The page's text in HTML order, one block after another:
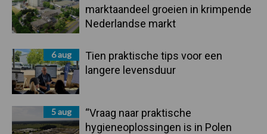
marktaandeel groeien in krimpende
Nederlandse markt
6 aug
Tien praktische tips voor een
langere levensduur
5 aug
“Vraag naar praktische
hygieneoplossingen is in Polen